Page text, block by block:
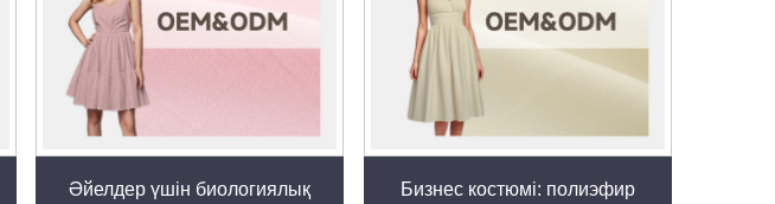
Әйелдер үшін биологиялық
Бизнес костюмі: полиэфир